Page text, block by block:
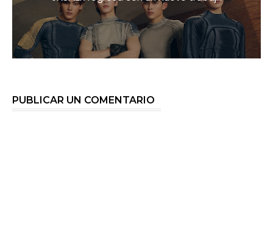
PUBLICAR UN COMENTARIO